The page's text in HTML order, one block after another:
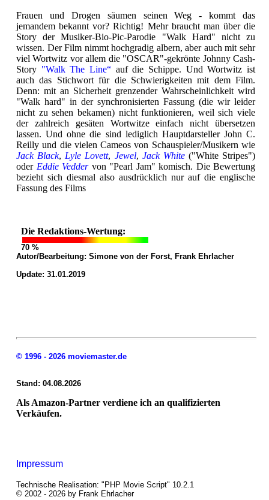
Frauen und Drogen säumen seinen Weg - kommt das
jemandem bekannt vor? Richtig! Mehr braucht man über die
Story der Musiker-Bio-Pic-Parodie "Walk Hard" nicht zu
wissen. Der Film nimmt hochgradig albern, aber auch mit sehr
viel Wortwitz vor allem die "OSCAR"-gekrönte Johnny Cash-
Story "Walk The Line“ auf die Schippe. Und Wortwitz ist
auch das Stichwort für die Schwierigkeiten mit dem Film.
Denn: mit an Sicherheit grenzender Wahrscheinlichkeit wird
"Walk hard" in der synchronisierten Fassung (die wir leider
nicht zu sehen bekamen) nicht funktionieren, weil sich viele
der zahlreich gesäten Wortwitze einfach nicht übersetzen
lassen. Und ohne die sind lediglich Hauptdarsteller John C.
Reilly und die vielen Cameos von Schauspieler/Musikern wie
Jack Black, Lyle Lovett, Jewel, Jack White("White Stripes")
oder Eddie Veddervon "Pearl Jam" komisch. Die Bewertung
bezieht sich diesmal also ausdrücklich nur auf die englische
Fassung des Films
Die Redaktions-Wertung:
70 %
Autor/Bearbeitung: Simone von der Forst, Frank Ehrlacher
Update: 31.01.2019
© 1996 - 2026 moviemaster.de
Stand: 04.08.2026
Als Amazon-Partner verdiene ich an qualifizierten
Verkäufen.
Impressum
Technische Realisation: "PHP Movie Script" 10.2.1
© 2002 - 2026 by Frank Ehrlacher